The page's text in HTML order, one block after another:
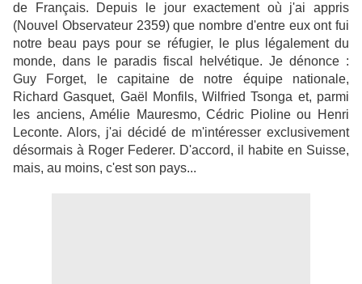
de Français. Depuis le jour exactement où j'ai appris
(Nouvel Observateur 2359) que nombre d'entre eux ont fui
notre beau pays pour se réfugier, le plus légalement du
monde, dans le paradis fiscal helvétique. Je dénonce :
Guy Forget, le capitaine de notre équipe nationale,
Richard Gasquet, Gaël Monfils, Wilfried Tsonga et, parmi
les anciens, Amélie Mauresmo, Cédric Pioline ou Henri
Leconte. Alors, j'ai décidé de m'intéresser exclusivement
désormais à Roger Federer. D'accord, il habite en Suisse,
mais, au moins, c'est son pays...